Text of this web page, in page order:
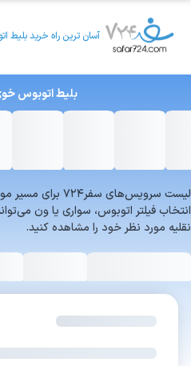
آسان ترین راه خرید بلیط
بلیط اتوبوس
لیست سرویس‌های
انتخاب فیلتر اتوبوس، سواری یا ون
نقلیه مورد نظر خود را مشاهده کنید.